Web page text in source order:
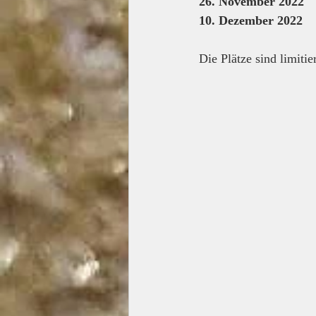
10. Dezember 2022
Die Plätze sind